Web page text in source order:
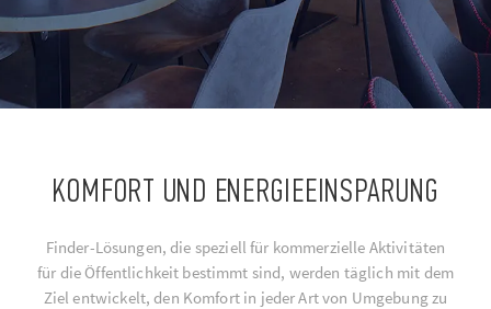
KOMFORT UND ENERGIEEINSPARUNG
Finder-Lösungen, die speziell für kommerzielle Aktivitäten
für die Öffentlichkeit bestimmt sind, werden täglich mit dem
Ziel entwickelt, den Komfort in jeder Art von Umgebung zu